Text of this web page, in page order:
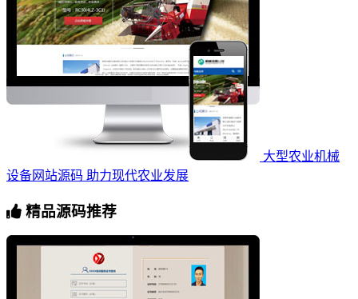
大型农业机械
设备网站源码 助力现代农业发展
精品源码推荐